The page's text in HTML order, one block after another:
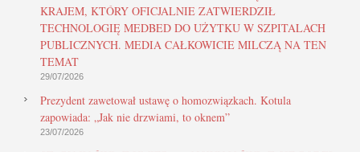
KRAJEM, KTÓRY OFICJALNIE ZATWIERDZIŁ
TECHNOLOGIĘ MEDBED DO UŻYTKU W SZPITALACH
PUBLICZNYCH. MEDIA CAŁKOWICIE MILCZĄ NA TEN
TEMAT
29/07/2026
Prezydent zawetował ustawę o homozwiązkach. Kotula
zapowiada: „Jak nie drzwiami, to oknem”
23/07/2026